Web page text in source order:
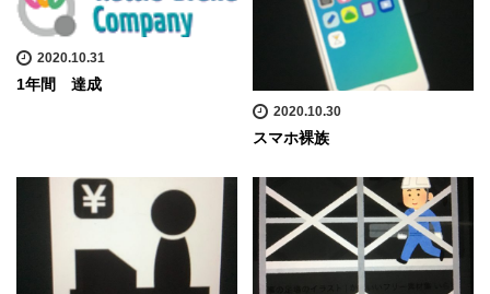
2020.10.31
1年間 達成
2020.10.30
スマホ裸族